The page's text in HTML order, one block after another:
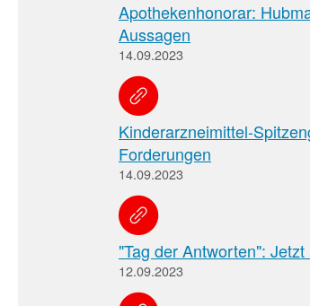
Apothekenhonorar:
Aussagen
14.09.2023
Kinderarzneimittel-
Forderungen
14.09.2023
"Tag der Antworten":
12.09.2023